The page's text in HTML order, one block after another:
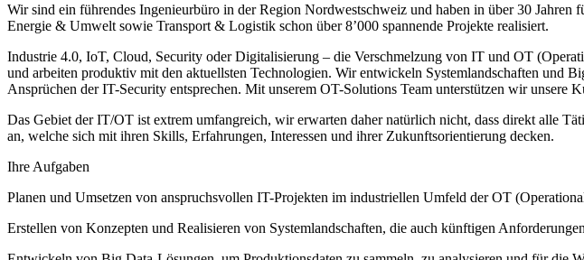
Wir sind ein führendes Ingenieurbüro in der Region Nordwestschweiz und haben in über 30
Energie & Umwelt sowie Transport & Logistik schon über 8’000 spannende Projekte realisiert.
Industrie 4.0, IoT, Cloud, Security oder Digitalisierung – die Verschmelzung von IT und OT
und arbeiten produktiv mit den aktuellsten Technologien. Wir entwickeln Systemlandschaften und
Ansprüchen der IT-Security entsprechen. Mit unserem OT-Solutions Team unterstützen wir unsere
Das Gebiet der IT/OT ist extrem umfangreich, wir erwarten daher natürlich nicht, dass direkt alle
an, welche sich mit ihren Skills, Erfahrungen, Interessen und ihrer Zukunftsorientierung decken.
Ihre Aufgaben
Planen und Umsetzen von anspruchsvollen IT-Projekten im industriellen Umfeld der OT
Erstellen von Konzepten und Realisieren von Systemlandschaften, die auch künftigen